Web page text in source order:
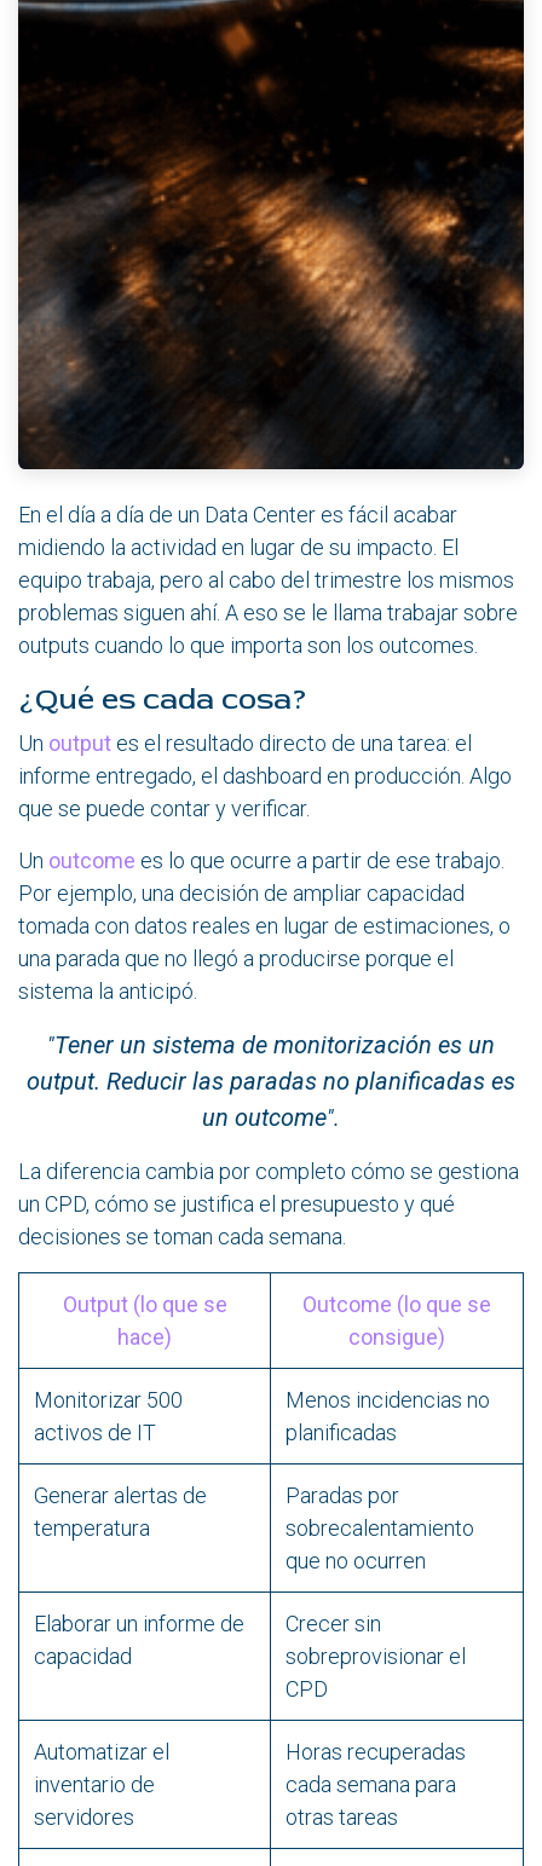
En el día a día de un Data Center es fácil acabar
midiendo la actividad en lugar de su impacto. El
equipo trabaja, pero al cabo del trimestre los mismos
problemas siguen ahí. A eso se le llama trabajar sobre
outputs cuando lo que importa son los outcomes.
¿Qué es cada cosa?
Un output es el resultado directo de una tarea: el
informe entregado, el dashboard en producción. Algo
que se puede contar y verificar.
Un outcome es lo que ocurre a partir de ese trabajo.
Por ejemplo, una decisión de ampliar capacidad
tomada con datos reales en lugar de estimaciones, o
una parada que no llegó a producirse porque el
sistema la anticipó.
"Tener un sistema de monitorización es un
output. Reducir las paradas no planificadas es
un outcome".
La diferencia cambia por completo cómo se gestiona
un CPD, cómo se justifica el presupuesto y qué
decisiones se toman cada semana.
Output (lo que se
hace)
Outcome (lo que se
consigue)
Monitorizar 500
activos de IT
Menos incidencias no
planificadas
Generar alertas de
temperatura
Paradas por
sobrecalentamiento
que no ocurren
Elaborar un informe de
capacidad
Crecer sin
sobreprovisionar el
CPD
Automatizar el
inventario de
servidores
Horas recuperadas
cada semana para
otras tareas